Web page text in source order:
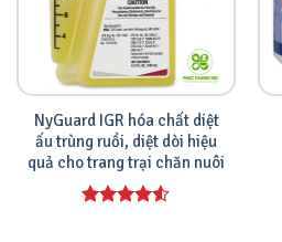
NyGuard IGR hóa chất diệt
ấu trùng ruồi, diệt dòi hiệu
quả cho trang trại chăn nuôi